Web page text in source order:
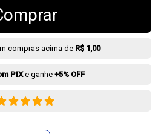
compras acima de R$ 1,00
PIXe ganhe +5% OFF